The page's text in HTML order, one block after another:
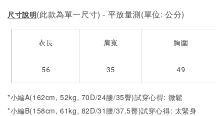
尺寸說明(此款為單一尺寸) - 平放量測(單位: 公分)
衣長 肩寬 胸圍
56 35 49
*小編A(162cm, 52kg, 70D/24腰/35臀)試穿心得: 微鬆
*小編B(158cm, 61kg, 82D/31腰/37.5臀)試穿心得: 太緊身